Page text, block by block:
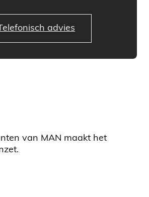
advies
van MAN maakt het